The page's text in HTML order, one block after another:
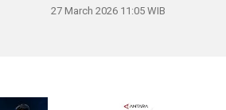
27 March 2026 11:05 WIB